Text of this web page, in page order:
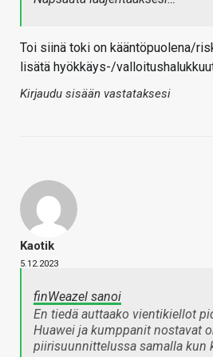
Toi siinä toki on kääntöpuolena/
lisätä hyökkäys-/
Kirjaudu sisään vastataksesi
Kaotik
5.12.2023
finWeazel sanoi
En tiedä auttaako vientikiellot
Huawei ja kumppanit nostavat
piirisuunnittelussa samalla kun